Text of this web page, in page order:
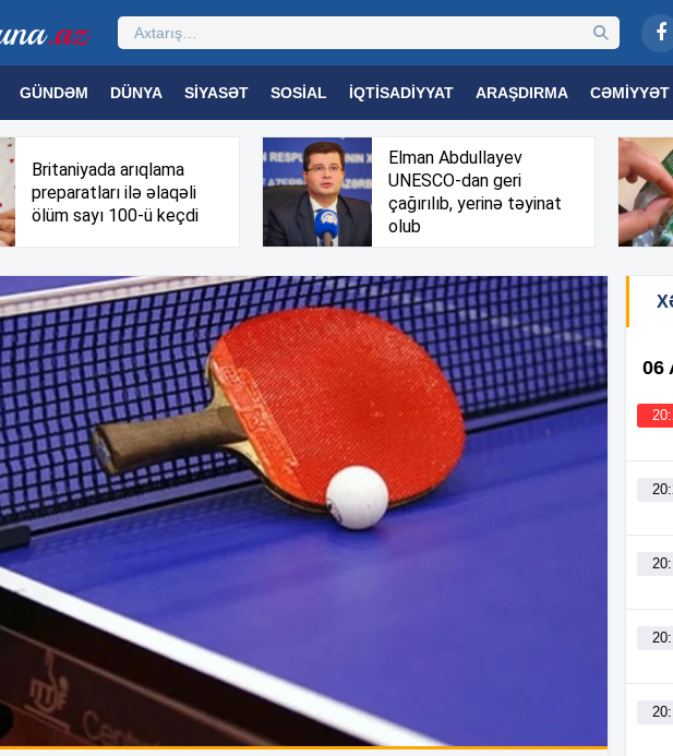
GÜNDƏM DÜNYA SIYASƏT SOSIAL İQTISADIYYAT ARAŞDIRMA CƏMIYYƏT
TƏHSIL SAĞLAMLIQ MARAQLI TRIBUNA TV
Britaniyada arıqlama
preparatları ilə əlaqəli
ölüm sayı 100-ü keçdi
Elman Abdullayev
UNESCO-dan geri
çağırılıb, yerinə təyinat
olub
06